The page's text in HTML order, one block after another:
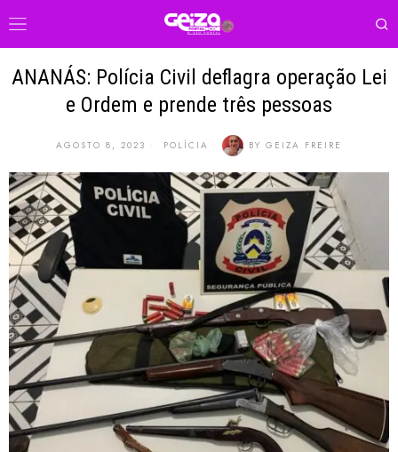
ANANÁS: Polícia Civil deflagra operação Lei
e Ordem e prende três pessoas
AGOSTO 8, 2023 POLÍCIA BY GEIZA FREIRE